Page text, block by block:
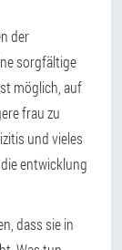
der
sorgfältige
möglich, auf
frau zu
und vieles
entwicklung
dass sie in